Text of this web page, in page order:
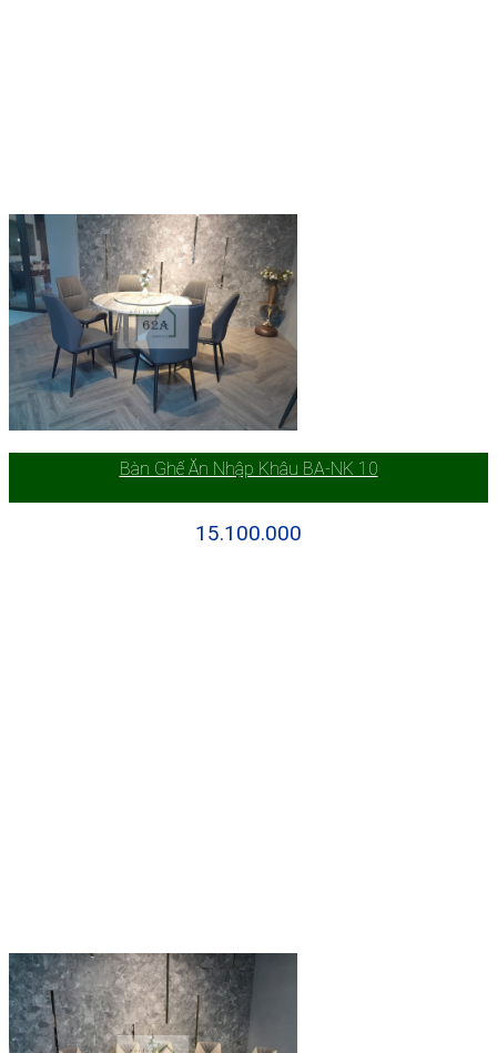
Bàn Ghế Ăn Nhập Khâu BA-NK 10
15.100.000